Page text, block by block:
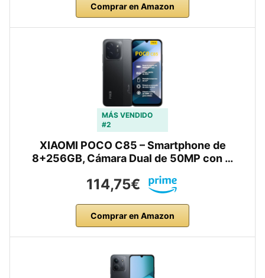
Comprar en Amazon
MÁS VENDIDO
#2
XIAOMI POCO C85 – Smartphone de
8+256GB, Cámara Dual de 50MP con …
114,75€
Comprar en Amazon